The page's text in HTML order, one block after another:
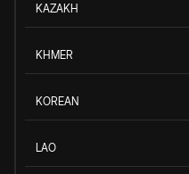
KAZAKH
KHMER
KOREAN
LAO